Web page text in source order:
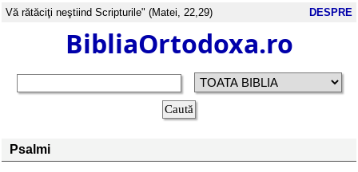
Vă rătăciţi neştiind Scripturile" (Matei, 22,29) DESPRE
BibliaOrtodoxa.ro
Psalmi